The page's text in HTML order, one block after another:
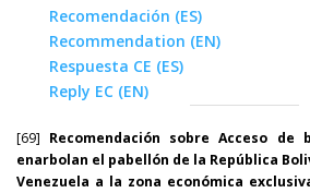
Recomendación (ES)
Recommendation (EN)
Respuesta CE (ES)
Reply EC (EN)
[69] Recomendación sobre Acceso de
enarbolan el pabellón de la República
Venezuela a la zona económica